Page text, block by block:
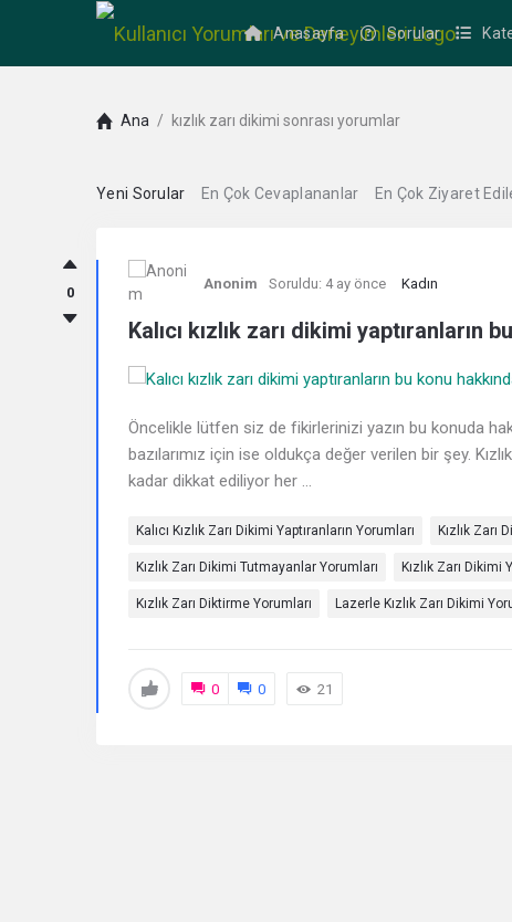
Anasayfa Sorular
Ana / kızlık zarı dikimi sonrası yorumlar
Yeni Sorular En Çok Cevaplananlar En Çok Ziyaret
Kullanıcı
Yorumları
Deneyimleri
En
sonuncu
Sorular
0
Anonim Soruldu: 4 ay önce Kadın
Kalıcı kızlık zarı dikimi yaptıranların
Öncelikle lütfen siz de fikirlerinizi yazın bu konuda
bazılarımız için ise oldukça değer verilen bir şey.
kadar dikkat ediliyor her ...
Kalıcı Kızlık Zarı Dikimi Yaptıranların Yorumları Kızlık Zarı
Kızlık Zarı Dikimi Tutmayanlar Yorumları Kızlık Zarı Dikimi
Kızlık Zarı Diktirme Yorumları Lazerle Kızlık Zarı Dikimi
0 0 21